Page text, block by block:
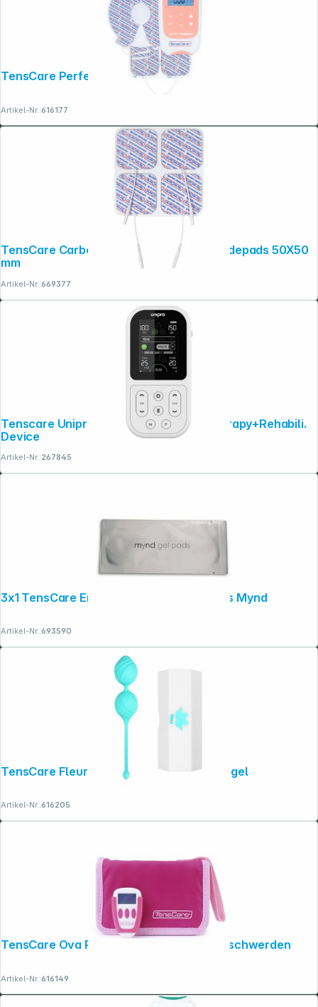
TensCare Perfect mama+
Artikel-Nr.:616177
TensCare Carborn Mesh 4er Set Electrodepads 50X50
mm
Artikel-Nr.:669377
Tenscare Unipro the Ultimate Physiotherapy+Rehabili.
Device
Artikel-Nr.:267845
3x1 TensCare Ersatz-Gel-Elektrodenpads Mynd
Artikel-Nr.:693590
TensCare Fleur Beckenbodentrainingskugel
Artikel-Nr.:616205
TensCare Ova Plus bei Menstruationsbeschwerden
Artikel-Nr.:616149
Folgen Sie uns auf